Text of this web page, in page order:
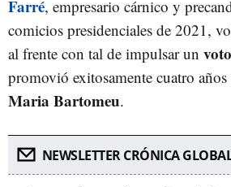
Farré, empresario cárnico y
comicios presidenciales de 2021,
al frente con tal de impulsar un
promovió exitosamente cuatro años
Maria Bartomeu.
NEWSLETTER CRÓNICA